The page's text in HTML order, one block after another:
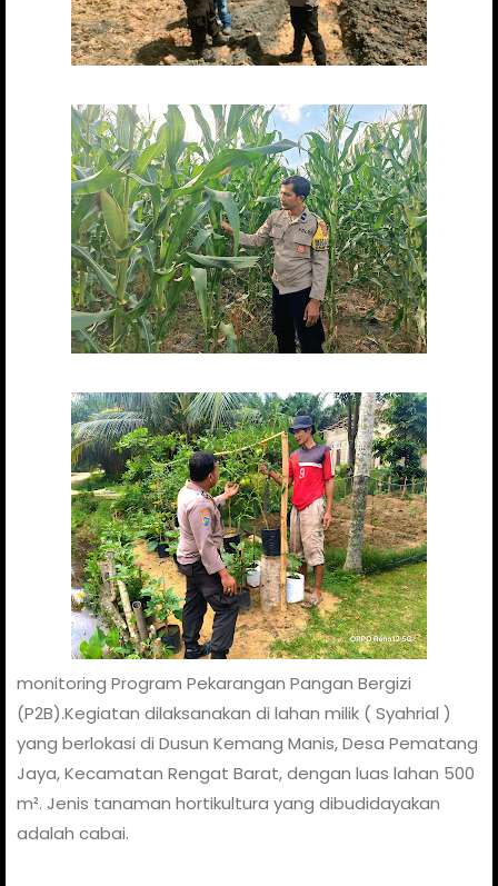
monitoring Program Pekarangan Pangan Bergizi
(P2B).Kegiatan dilaksanakan di lahan milik ( Syahrial )
yang berlokasi di Dusun Kemang Manis, Desa Pematang
Jaya, Kecamatan Rengat Barat, dengan luas lahan 500
m². Jenis tanaman hortikultura yang dibudidayakan
adalah cabai.